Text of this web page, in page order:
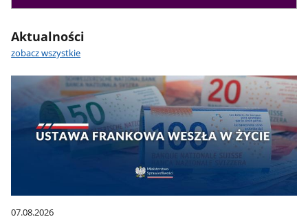
Aktualności
zobacz wszystkie
07.08.2026